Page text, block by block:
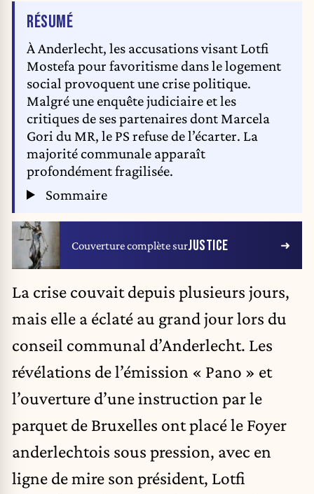
RÉSUMÉDE L'ARTICLE
À Anderlecht, les accusations visant Lotfi
Mostefa pour favoritisme dans le logement
social provoquent une crise politique.
Malgré une enquête judiciaire et les
critiques de ses partenaires dont Marcela
Gori du MR, le PS refuse de l’écarter. La
majorité communale apparaît
profondément fragilisée.
Sommaire
Couverture complète surJUSTICE
La crise couvait depuis plusieurs jours,
mais elle a éclaté au grand jour lors du
conseil communal d’Anderlecht. Les
révélations de l’émission « Pano » et
l’ouverture d’une instruction par le
parquet de Bruxelles ont placé le Foyer
anderlechtois sous pression, avec en
ligne de mire son président, Lotfi